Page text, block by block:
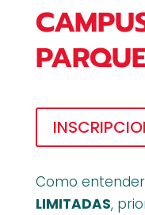
Como
LIMITADAS,